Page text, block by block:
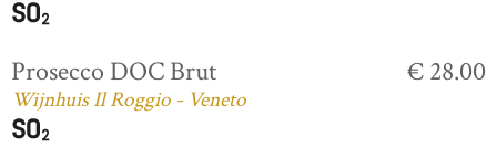
Prosecco DOC Brut
Wijnhuis Il Roggio - Veneto
€ 28.00